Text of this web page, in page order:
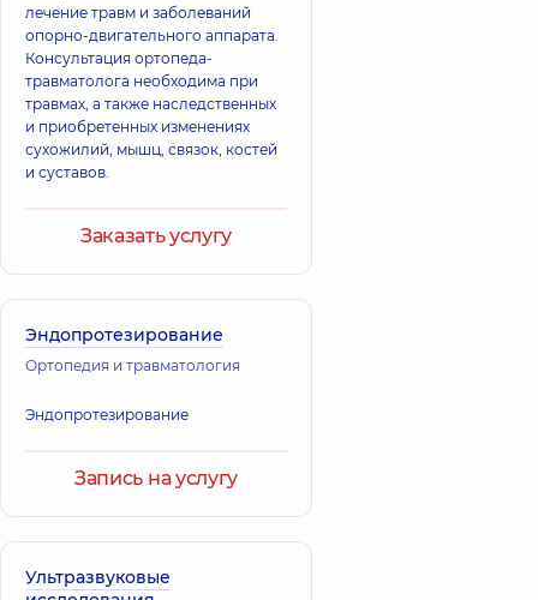
лечение травм и заболеваний
опорно-двигательного аппарата.
Консультация ортопеда-
травматолога необходима при
травмах, а также наследственных
и приобретенных изменениях
сухожилий, мышц, связок, костей
и суставов.
Заказать услугу
Эндопротезирование
Ортопедия и травматология
Эндопротезирование
Запись на услугу
Ультразвуковые